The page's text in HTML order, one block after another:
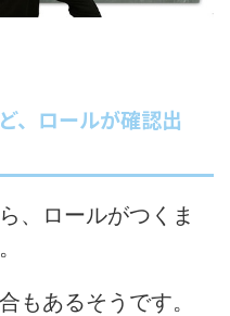
、ロールが確認出
、ロールがつくま
もあるそうです。